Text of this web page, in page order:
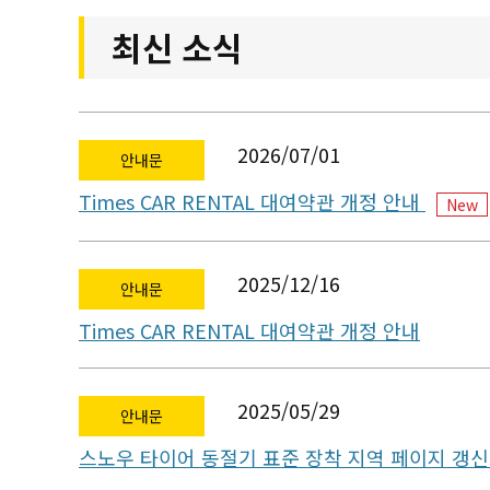
최신 소식
안내문
2026/07/01
Times CAR RENTAL 대여약관 개정 안내
New
안내문
2025/12/16
Times CAR RENTAL 대여약관 개정 안내
안내문
2025/05/29
스노우 타이어 동절기 표준 장착 지역 페이지 갱